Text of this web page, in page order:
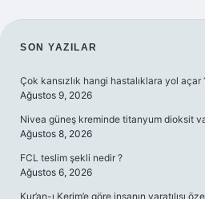
SIDEBAR
SON YAZILAR
Çok kansızlık hangi hastalıklara yol açar
Ağustos 9, 2026
Nivea güneş kreminde titanyum dioksit
Ağustos 8, 2026
FCL teslim şekli nedir ?
Ağustos 6, 2026
Kur’an-ı Kerim’e göre insanın yaratılışı